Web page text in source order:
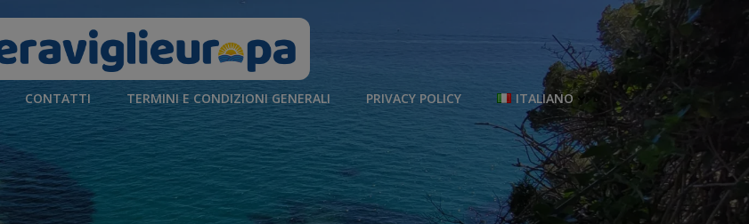
CONTATTI TERMINI E CONDIZIONI GENERALI PRIVACY POLICY ITALIANO